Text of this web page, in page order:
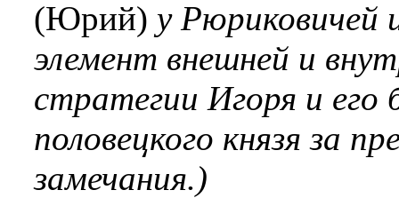
(Юрий) у Рюриковичей
элемент внешней и
стратегии Игоря и его
половецкого князя за
замечания.)